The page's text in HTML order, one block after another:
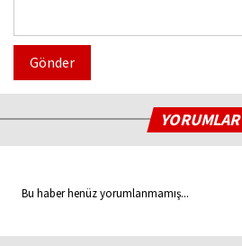
Gönder
YORUMLAR
Bu haber henüz yorumlanmamış...